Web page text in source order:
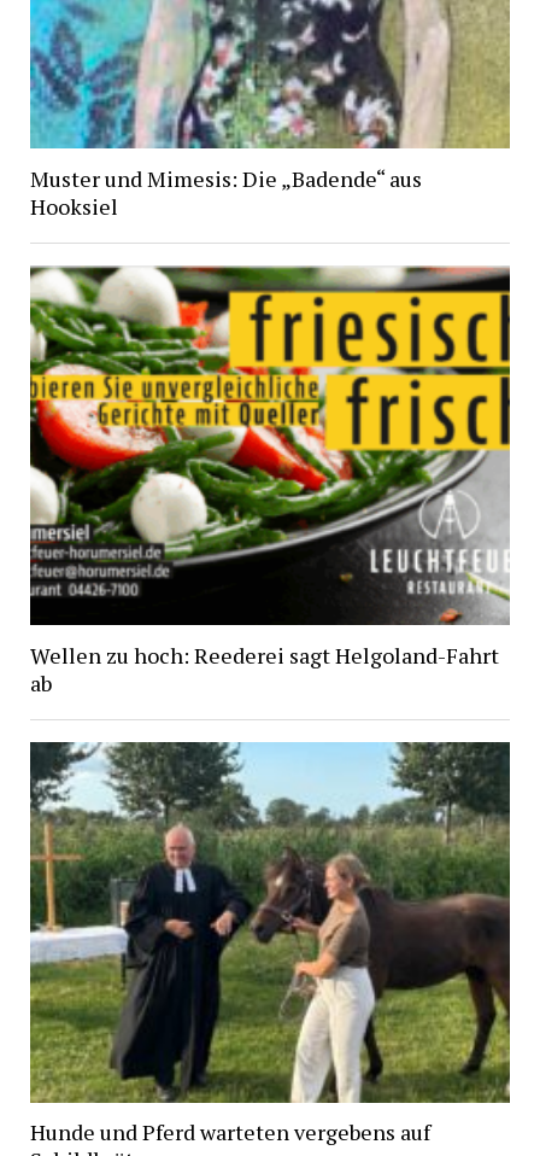
Muster und Mimesis: Die „Badende“ aus
Hooksiel
Wellen zu hoch: Reederei sagt Helgoland-Fahrt
ab
Hunde und Pferd warteten vergebens auf